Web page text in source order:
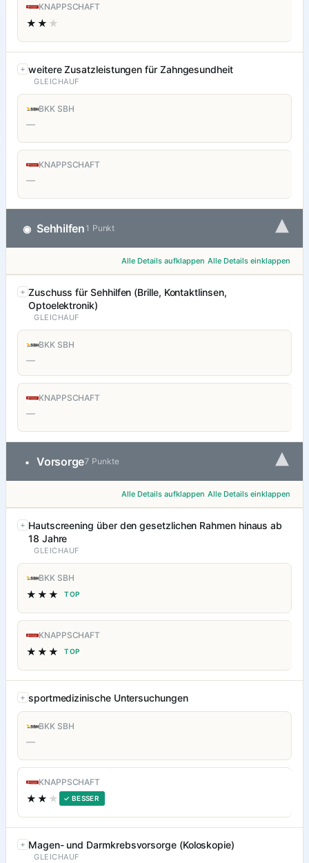
KNAPPSCHAFT
★★ ★
weitere Zusatzleistungen für Zahngesundheit
GLEICHAUF
BKK SBH
—
KNAPPSCHAFT
—
◉ Sehhilfen 1 Punkt ▾
Alle Details aufklappen Alle Details einklappen
Zuschuss für Sehhilfen (Brille, Kontaktlinsen,
Optoelektronik)
GLEICHAUF
BKK SBH
—
KNAPPSCHAFT
—
• Vorsorge7 Punkte ▾
Alle Details aufklappen Alle Details einklappen
Hautscreening über den gesetzlichen Rahmen hinaus ab
18 Jahre
GLEICHAUF
BKK SBH
★★★ TOP
KNAPPSCHAFT
★★★ TOP
sportmedizinische Untersuchungen
BKK SBH
—
KNAPPSCHAFT
★★ ★ ✓ BESSER
Magen- und Darmkrebsvorsorge (Koloskopie)
GLEICHAUF